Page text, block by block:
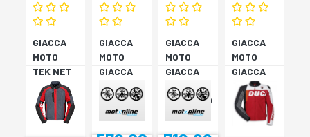
GIACCA
MOTO
TEK NET
ROSSO
GIACCA
MOTO
GIACCA
FIGHTER
C2 52
GIACCA
MOTO
GIACCA
DC C6
NE/NE/RO
56
GIACCA
MOTO
GIACCA
SPEED
EVO C2
52